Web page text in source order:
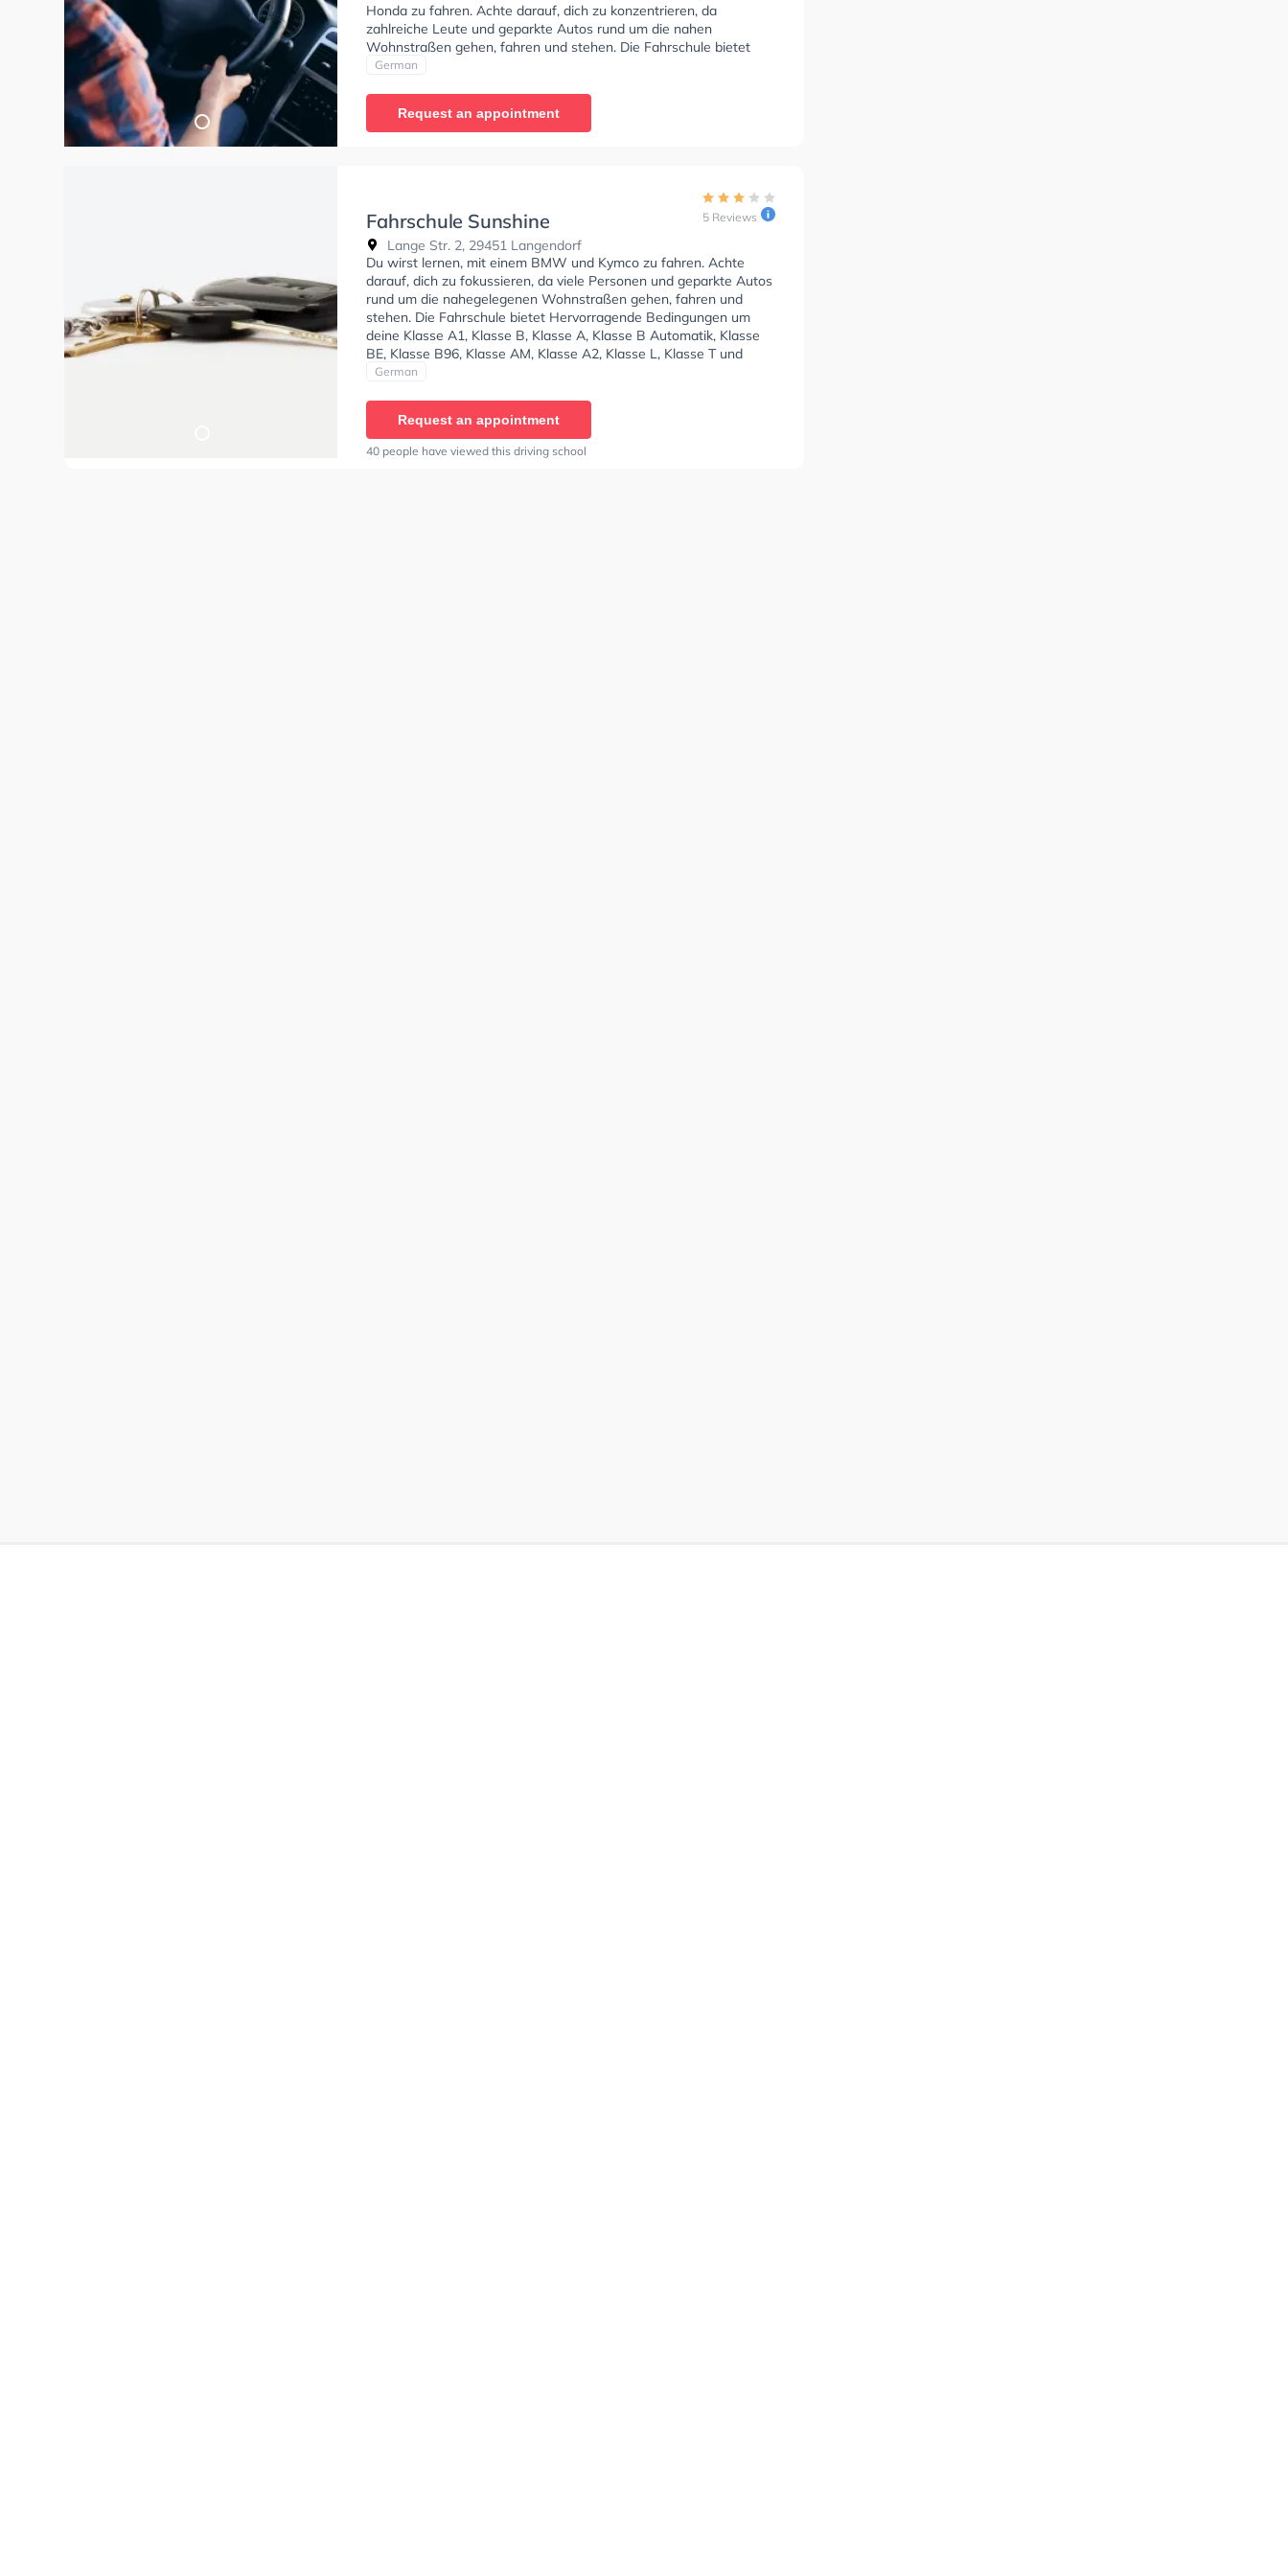
Honda zu fahren. Achte darauf, dich zu konzentrieren, da
zahlreiche Leute und geparkte Autos rund um die nahen
Wohnstraßen gehen, fahren und stehen. Die Fahrschule bietet
Herausragende Bedingungen um deine Klasse A1, Klasse B,
Klasse BF17, Klasse A2 und Mofa - Prüfbescheinigung zu
erhalten. Wir empfehlen dir auch online-theorie tests am PC zu
absolvieren, um dich gut auf die theoretische Prüfung. In der
German
Request an appointment
Fahrschule Sunshine
Lange Str. 2, 29451 Langendorf
5 Reviews
Du wirst lernen, mit einem BMW und Kymco zu fahren. Achte
darauf, dich zu fokussieren, da viele Personen und geparkte Autos
rund um die nahegelegenen Wohnstraßen gehen, fahren und
stehen. Die Fahrschule bietet Hervorragende Bedingungen um
deine Klasse A1, Klasse B, Klasse A, Klasse B Automatik, Klasse
BE, Klasse B96, Klasse AM, Klasse A2, Klasse L, Klasse T und
Mofa - Prüfbescheinigung zu erhalten.
German
Request an appointment
40 people have viewed this driving school